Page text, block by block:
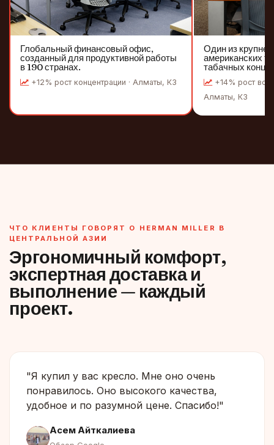
Глобальный финансовый офис,
созданный для продуктивной работы
в 190 странах.
+12% рост концентрации · Алматы, КЗ
Один из
американских
табачных
+14% рост
Алматы, КЗ
ЧТО КЛИЕНТЫ ГОВОРЯТ О HERMAN MILLER В
ЦЕНТРАЛЬНОЙ АЗИИ
Эргономичный комфорт,
экспертная доставка и
выполнение — каждый
проект.
"Я купил у вас кресло. Мне оно очень
понравилось. Оно высокого качества,
удобное и по разумной цене. Спасибо!"
Асем Айткалиева